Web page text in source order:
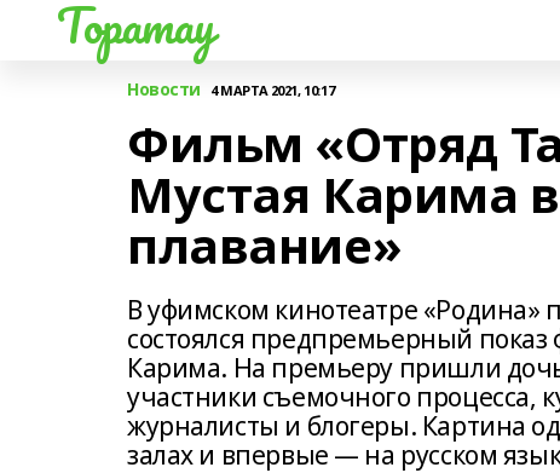
Торатау
Новости 4 МАРТА 2021, 10:17
Фильм «Отряд
Мустая Карима
плавание»
В уфимском кинотеатре «Родина»
состоялся предпремьерный показ
Карима. На премьеру пришли
участники съемочного процесса,
журналисты и блогеры. Картина
залах и впервые — на русском